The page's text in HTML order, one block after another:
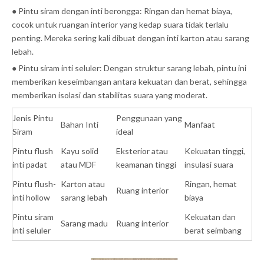
● Pintu siram dengan inti berongga: Ringan dan hemat biaya,
cocok untuk ruangan interior yang kedap suara tidak terlalu
penting. Mereka sering kali dibuat dengan inti karton atau sarang
lebah.
● Pintu siram inti seluler: Dengan struktur sarang lebah, pintu ini
memberikan keseimbangan antara kekuatan dan berat, sehingga
memberikan isolasi dan stabilitas suara yang moderat.
Jenis Pintu
Siram
Bahan Inti
Penggunaan yang
ideal
Manfaat
Pintu flush
inti padat
Kayu solid
atau MDF
Eksterior atau
keamanan tinggi
Kekuatan tinggi,
insulasi suara
Pintu flush-
inti hollow
Karton atau
sarang lebah
Ruang interior
Ringan, hemat
biaya
Pintu siram
inti seluler
Sarang madu Ruang interior
Kekuatan dan
berat seimbang